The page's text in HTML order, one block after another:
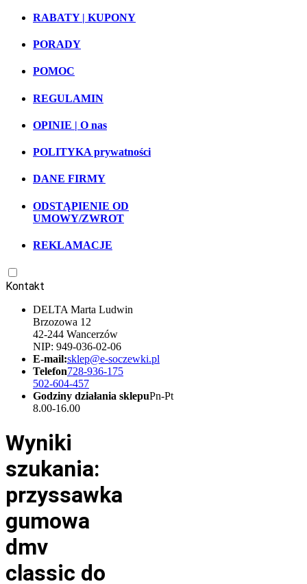
RABATY | KUPONY
PORADY
POMOC
REGULAMIN
OPINIE | O nas
POLITYKA prywatności
DANE FIRMY
ODSTĄPIENIE OD
UMOWY/ZWROT
REKLAMACJE
Kontakt
DELTA Marta Ludwin
Brzozowa 12
42-244 Wancerzów
NIP: 949-036-02-06
E-mail:sklep@e-soczewki.pl
Telefon728-936-175
502-604-457
Godziny działania sklepuPn-Pt
8.00-16.00
Wyniki
szukania:
przyssawka
gumowa
dmv
classic do